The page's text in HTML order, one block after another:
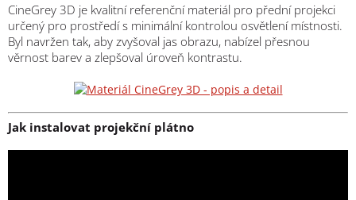
CineGrey 3D je kvalitní referenční materiál pro přední projekci
určený pro prostředí s minimální kontrolou osvětlení místnosti.
Byl navržen tak, aby zvyšoval jas obrazu, nabízel přesnou
věrnost barev a zlepšoval úroveň kontrastu.
Jak instalovat projekční plátno